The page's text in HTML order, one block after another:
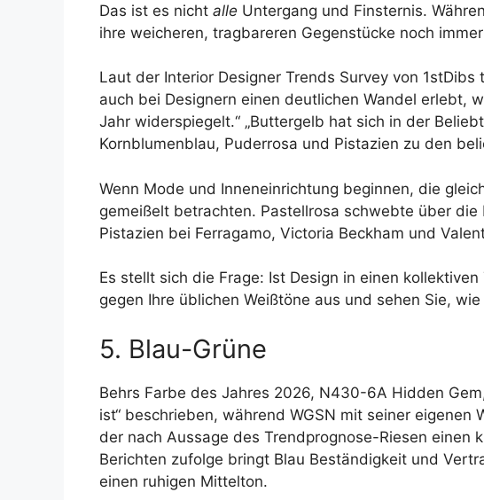
Das ist es nicht alle Untergang und Finsternis.
ihre weicheren, tragbareren Gegenstücke noch
Laut der Interior Designer Trends Survey von
auch bei Designern einen deutlichen Wandel erlebt,
Jahr widerspiegelt.“ „Buttergelb hat sich in der
Kornblumenblau, Puderrosa und Pistazien zu den
Wenn Mode und Inneneinrichtung beginnen, die
gemeißelt betrachten. Pastellrosa schwebte über
Pistazien bei Ferragamo, Victoria Beckham und
Es stellt sich die Frage: Ist Design in einen
gegen Ihre üblichen Weißtöne aus und sehen Sie,
5. Blau-Grüne
Behrs Farbe des Jahres 2026, N430-6A Hidden
ist“ beschrieben, während WGSN mit seiner
der nach Aussage des Trendprognose-Riesen
Berichten zufolge bringt Blau Beständigkeit und
einen ruhigen Mittelton.